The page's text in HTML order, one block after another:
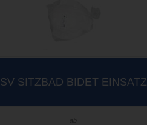
SV SITZBAD BIDET EINSATZ
ab